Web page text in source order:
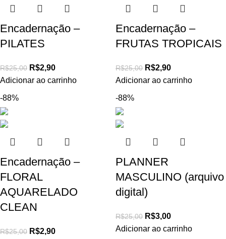
Encadernação –
PILATES
R$25,00 R$2,90
Adicionar ao carrinho
Encadernação –
FRUTAS TROPICAIS
R$25,00 R$2,90
Adicionar ao carrinho
-88%
Encadernação –
FLORAL
AQUARELADO
CLEAN
R$25,00 R$2,90
-88%
PLANNER
MASCULINO (arquivo
digital)
R$25,00 R$3,00
Adicionar ao carrinho